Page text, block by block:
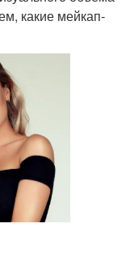
какие мейкап-